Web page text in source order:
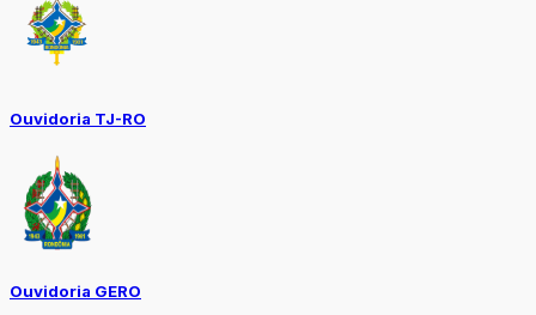
Ouvidoria TJ-RO
Ouvidoria GERO